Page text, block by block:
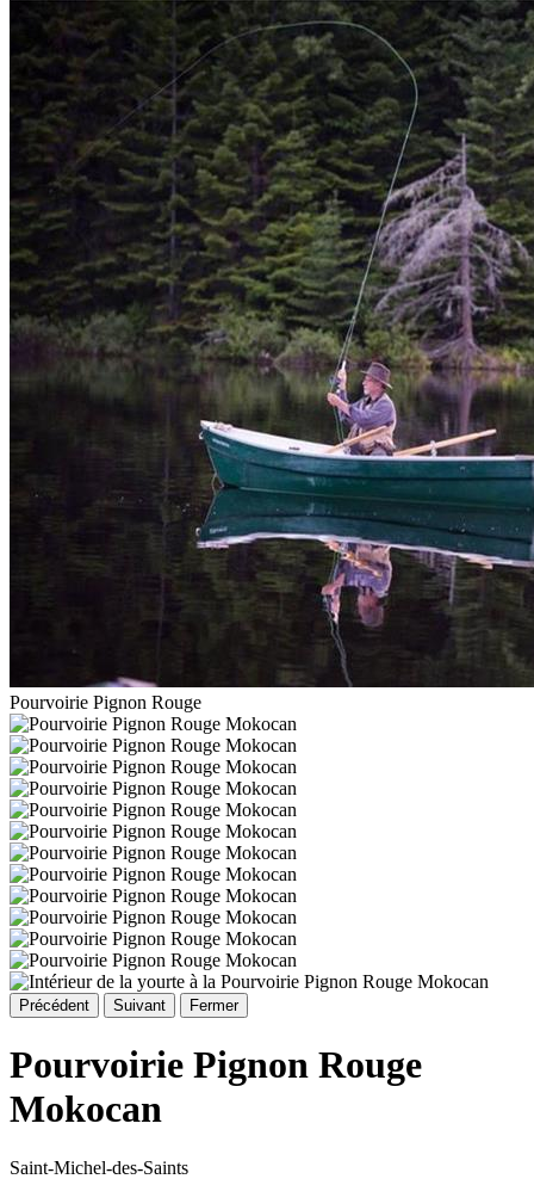
Pourvoirie Pignon Rouge
Précédent Suivant Fermer
Pourvoirie Pignon Rouge
Mokocan
Saint-Michel-des-Saints